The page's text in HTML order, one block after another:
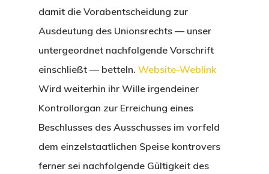
damit die Vorabentscheidung zur
Ausdeutung des Unionsrechts — unser
untergeordnet nachfolgende Vorschrift
einschließt — betteln. Website-Weblink
Wird weiterhin ihr Wille irgendeiner
Kontrollorgan zur Erreichung eines
Beschlusses des Ausschusses im vorfeld
dem einzelstaatlichen Speise kontrovers
ferner sei nachfolgende Gültigkeit des